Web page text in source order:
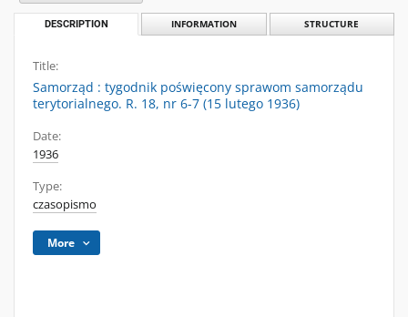
DESCRIPTION INFORMATION STRUCTURE
Title:
Samorząd : tygodnik poświęcony sprawom samorządu
terytorialnego. R. 18, nr 6-7 (15 lutego 1936)
Date:
1936
Type:
czasopismo
More